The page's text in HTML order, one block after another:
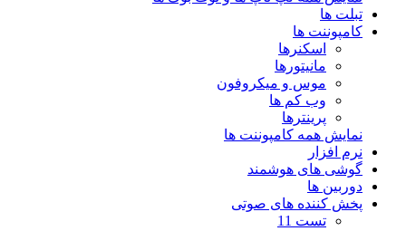
تبلت ها
کامپوننت ها
اسکنرها
مانیتورها
موس و میکروفون
وب کم ها
پرینترها
نمایش همه کامپوننت ها
نرم افزار
گوشی های هوشمند
دوربین ها
پخش کننده های صوتی
تست 11